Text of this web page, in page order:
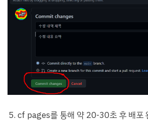
cf pages를 통해 약 20-30초 후 배포